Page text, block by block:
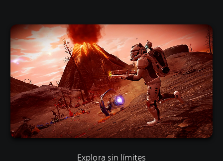
Explora sin límites